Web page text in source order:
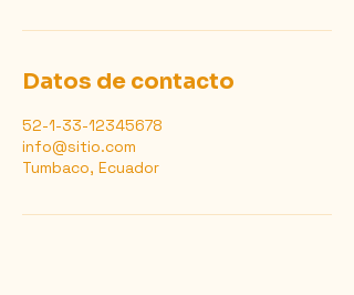
Datos de contacto
52-1-33-12345678
info@sitio.com
Tumbaco, Ecuador